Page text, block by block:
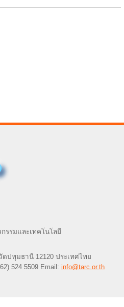
รมและเทคโนโลยี
ปทุมธานี 12120 ประเทศไทย
524 5509 Email: info@tarc.or.th